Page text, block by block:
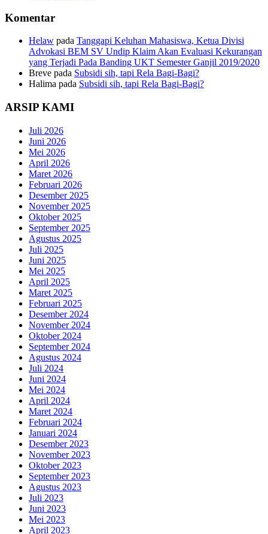
Komentar
Helaw pada Tanggapi Keluhan Mahasiswa, Ketua Divisi
Advokasi BEM SV Undip Klaim Akan Evaluasi Kekurangan
yang Terjadi Pada Banding UKT Semester Ganjil 2019/2020
Breve pada Subsidi sih, tapi Rela Bagi-Bagi?
Halima pada Subsidi sih, tapi Rela Bagi-Bagi?
ARSIP KAMI
Juli 2026
Juni 2026
Mei 2026
April 2026
Maret 2026
Februari 2026
Desember 2025
November 2025
Oktober 2025
September 2025
Agustus 2025
Juli 2025
Juni 2025
Mei 2025
April 2025
Maret 2025
Februari 2025
Desember 2024
November 2024
Oktober 2024
September 2024
Agustus 2024
Juli 2024
Juni 2024
Mei 2024
April 2024
Maret 2024
Februari 2024
Januari 2024
Desember 2023
November 2023
Oktober 2023
September 2023
Agustus 2023
Juli 2023
Juni 2023
Mei 2023
April 2023